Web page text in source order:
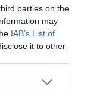
parties on the
may
IAB’s List of
it to other
τι